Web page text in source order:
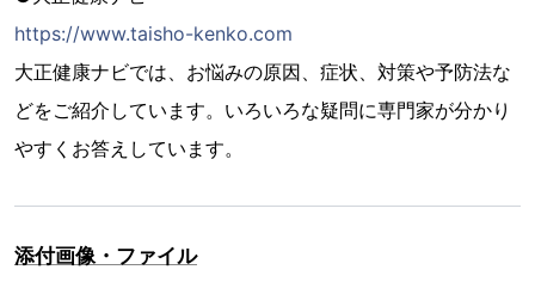
https://www.taisho-kenko.com
大正健康ナビでは、お悩みの原因、症状、対策や予防法な
どをご紹介しています。いろいろな疑問に専門家が分かり
やすくお答えしています。
添付画像・ファイル